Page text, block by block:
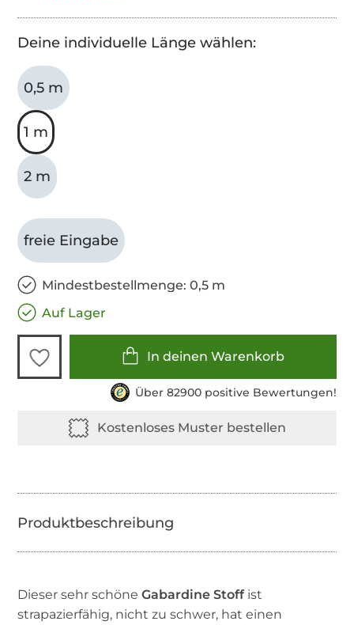
Deine individuelle Länge wählen:
0,5 m
1 m
2 m
freie Eingabe
Mindestbestellmenge: 0,5 m
Auf Lager
In deinen Warenkorb
Über 82900 positive Bewertungen!
Dieser sehr schöneGabardine Stoffist
strapazierfähig, nicht zu schwer, hat einen